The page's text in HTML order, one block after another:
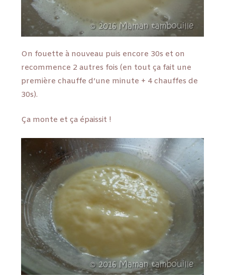
On fouette à nouveau puis encore 30s et on
recommence 2 autres fois (en tout ça fait une
première chauffe d’une minute + 4 chauffes de
30s).
Ça monte et ça épaissit !